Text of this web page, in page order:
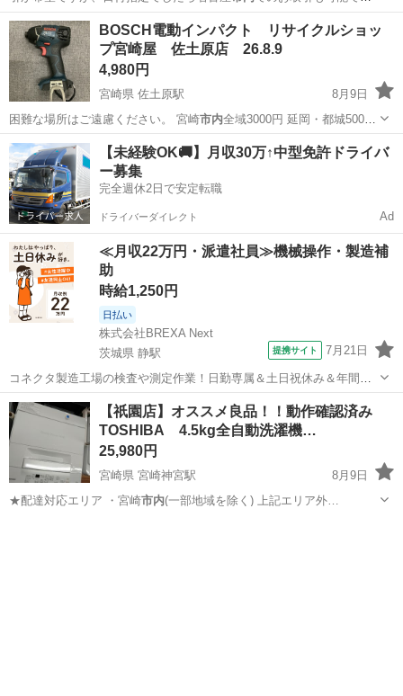
す。 岐阜〜名古屋…
愛知 名古屋市 烏森駅 オフィス用家具 汚れ
BOSCH電動インパクト リサイクルショッ
プ宮崎屋 佐土原店 26.8.9
4,980円
宮崎県 佐土原駅
8月9日
困難な場所はご遠慮ください。 宮崎市内全域3000円 延岡・都城5000
円…
宮崎 宮崎市 佐土原駅 その他 インパクト
【未経験OK🚚】月収30万↑中型免許ドライバ
ー募集
完全週休2日で安定転職
ドライバーダイレクト Ad
≪月収22万円・派遣社員≫機械操作・製造補
助
時給1,250円
日払い
株式会社BREXA Next
茨城県 静駅
提携サイト 7月21日
コネクタ製造工場の検査や測定作業！日勤専属＆土日祝休み＆年間休
日128日★クリーンルーム内作業★マイカー通勤OK＆無料駐車場あり
★就業先食堂利用可！日払い制度あり！《茨城県常陸大宮市》 人気の
工場のお仕事 ◇コネクタ製造工...
茨城 常陸大宮市 静駅
【祇園店】オススメ良品！！動作確認済み
TOSHIBA 4.5kg全自動洗濯機…
25,980円
宮崎県 宮崎神宮駅
8月9日
★配達対応エリア ・宮崎市内 (一部地域を除く) 上記エリア外…